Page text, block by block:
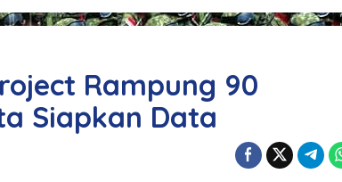
Rampung 90
Siapkan Data